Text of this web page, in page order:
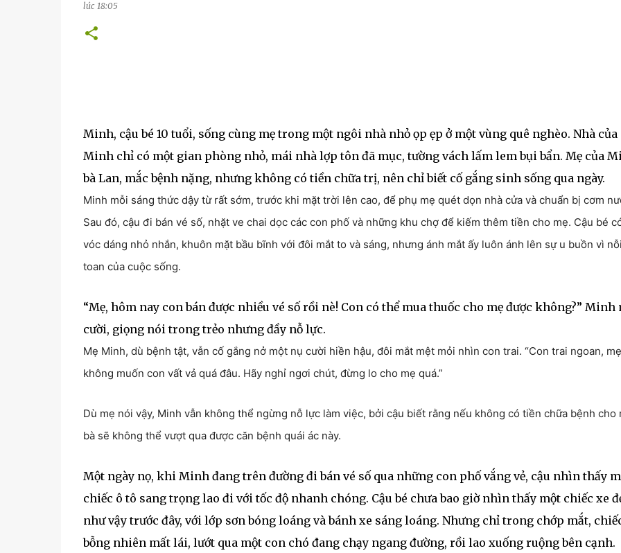
lúc 18:05
Minh, cậu bé 10 tuổi, sống cùng mẹ trong một ngôi nhà nhỏ ọp ẹp ở một vùng quê nghèo. Nhà của
Minh chỉ có một gian phòng nhỏ, mái nhà lợp tôn đã mục, tường vách lấm lem bụi bẩn. Mẹ của
bà Lan, mắc bệnh nặng, nhưng không có tiền chữa trị, nên chỉ biết cố gắng sinh sống qua ngày.
Minh mỗi sáng thức dậy từ rất sớm, trước khi mặt trời lên cao, để phụ mẹ quét dọn nhà cửa và chuẩn bị cơm
Sau đó, cậu đi bán vé số, nhặt ve chai dọc các con phố và những khu chợ để kiếm thêm tiền cho mẹ. Cậu bé
vóc dáng nhỏ nhắn, khuôn mặt bầu bĩnh với đôi mắt to và sáng, nhưng ánh mắt ấy luôn ánh lên sự u buồn vì
toan của cuộc sống.
“Mẹ, hôm nay con bán được nhiều vé số rồi nè! Con có thể mua thuốc cho mẹ được không?” Minh
cười, giọng nói trong trẻo nhưng đầy nỗ lực.
Mẹ Minh, dù bệnh tật, vẫn cố gắng nở một nụ cười hiền hậu, đôi mắt mệt mỏi nhìn con trai. “Con trai ngoan, mẹ
không muốn con vất vả quá đâu. Hãy nghỉ ngơi chút, đừng lo cho mẹ quá.”
Dù mẹ nói vậy, Minh vẫn không thể ngừng nỗ lực làm việc, bởi cậu biết rằng nếu không có tiền chữa bệnh cho
bà sẽ không thể vượt qua được căn bệnh quái ác này.
Một ngày nọ, khi Minh đang trên đường đi bán vé số qua những con phố vắng vẻ, cậu nhìn thấy
chiếc ô tô sang trọng lao đi với tốc độ nhanh chóng. Cậu bé chưa bao giờ nhìn thấy một chiếc xe
như vậy trước đây, với lớp sơn bóng loáng và bánh xe sáng loáng. Nhưng chỉ trong chớp mắt,
bỗng nhiên mất lái, lướt qua một con chó đang chạy ngang đường, rồi lao xuống ruộng bên cạnh.